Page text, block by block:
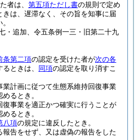
者は、 第五項ただし書の規則で定め
きは、遅滞なく、その旨を知事に届
・追加、令五条例一三・旧第二十九
条第二項の認定を受けた者が次の各
ときは、 同項の認定を取り消すこ
業計画に従つて生態系維持回復事業
るとき。
復事業を適正かつ確実に行うことが
るとき。
八項の規定に違反したとき。
報告をせず、又は虚偽の報告をした